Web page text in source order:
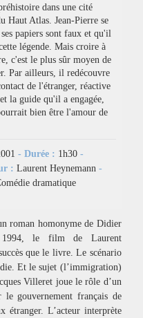
dans une cité
Haut Atlas. Jean-Pierre se
papiers sont faux et qu'il
légende. Mais croire à
c'est le plus sûr moyen de
Par ailleurs, il redécouvre
de l'étranger, réactive
la guide qu'il a engagée,
bien être l'amour de
- Durée : 1h30-
:Laurent Heynemann-
dramatique
roman homonyme de Didier
1994, le film de Laurent
que le livre. Le scénario
Et le sujet (l’immigration)
Villeret joue le rôle d’un
gouvernement français de
étranger. L’acteur interprète